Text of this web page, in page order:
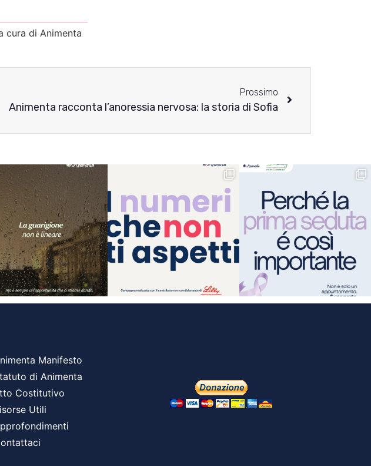
cura di Animenta
Prossimo
Animenta racconta l’anoressia nervosa: la storia di Sofia
Manifesto
di Animenta
Costitutivo
Utili